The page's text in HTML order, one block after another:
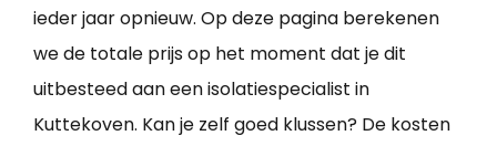
ieder jaar opnieuw. Op deze pagina berekenen
we de totale prijs op het moment dat je dit
uitbesteed aan een isolatiespecialist in
Kuttekoven. Kan je zelf goed klussen? De kosten